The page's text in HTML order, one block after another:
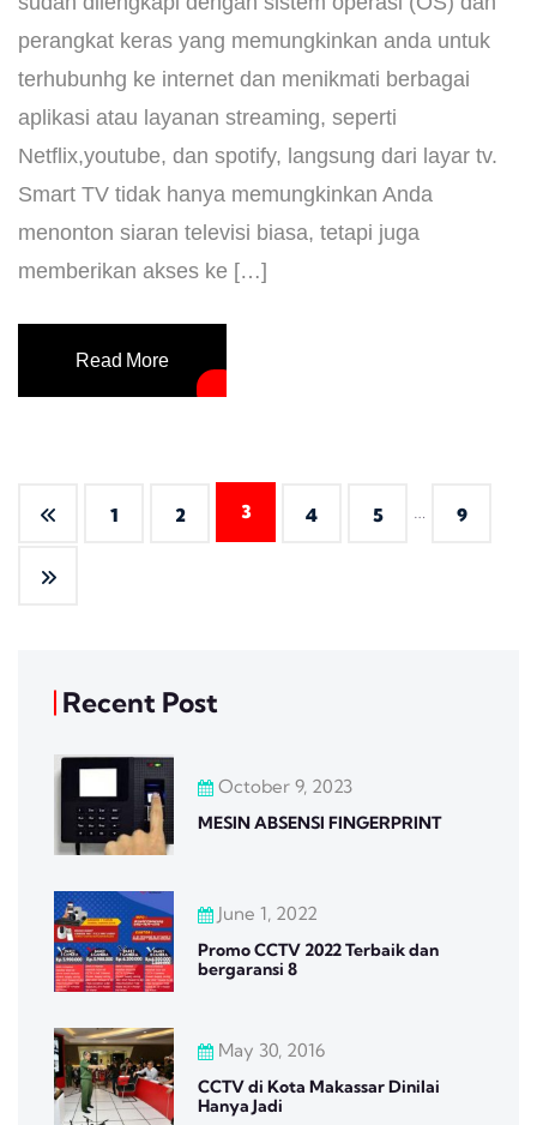
perangkat keras yang memungkinkan anda untuk
terhubunhg ke internet dan menikmati berbagai
aplikasi atau layanan streaming, seperti
Netflix,youtube, dan spotify, langsung dari layar tv.
Smart TV tidak hanya memungkinkan Anda
menonton siaran televisi biasa, tetapi juga
memberikan akses ke […]
Read More
1 2 3 4 5 … 9
Recent Post
October 9, 2023
MESIN ABSENSI FINGERPRINT
June 1, 2022
Promo CCTV 2022 Terbaik dan
bergaransi 8
May 30, 2016
CCTV di Kota Makassar Dinilai
Hanya Jadi